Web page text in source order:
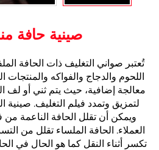
صينية حافة
تُعتبر صواني التغليف ذات الحافة
اللحوم والدجاج والفواكه
معالجة إضافية، حيث يتم ثني أو لف
لتمزيق وتمدد فيلم التغليف. صينية
ويمكن أن تقلل الحافة الناعمة من
العملاء. الحافة الملساء تقلل من
تكسر أثناء النقل كما هو الحال في